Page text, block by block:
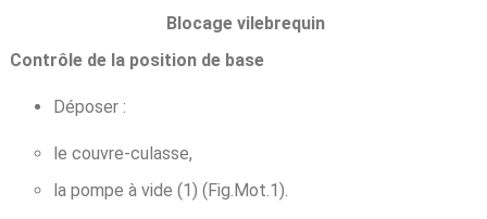
Blocage vilebrequin
Contrôle de la position de base
Déposer :
le couvre-culasse,
la pompe à vide (1) (Fig.Mot.1).